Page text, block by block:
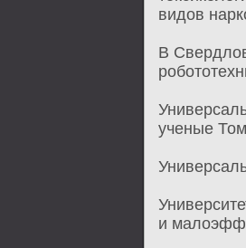
видов
В
ученые
и